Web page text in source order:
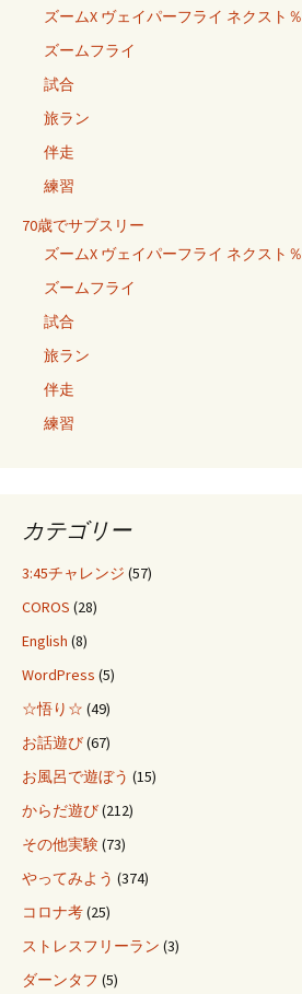
ズームX ヴェイパーフライ ネクスト％
ズームフライ
試合
旅ラン
伴走
練習
70歳でサブスリー
ズームX ヴェイパーフライ ネクスト％
ズームフライ
試合
旅ラン
伴走
練習
カテゴリー
3:45チャレンジ (57)
COROS (28)
English (8)
WordPress (5)
☆悟り☆ (49)
お話遊び(67)
お風呂で遊ぼう (15)
からだ遊び(212)
その他実験(73)
やってみよう (374)
コロナ考(25)
ストレスフリーラン (3)
ダーンタフ (5)